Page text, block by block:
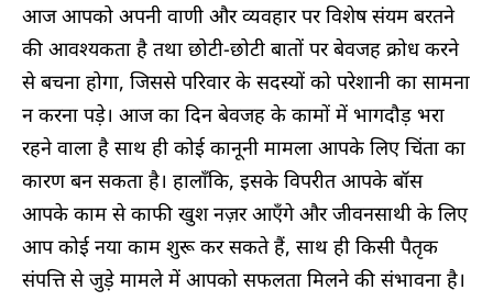
आज आपको अपनी वाणी और व्यवहार पर विशेष संयम बरतने
की आवश्यकता है तथा छोटी-छोटी बातों पर बेवजह क्रोध करने
से बचना होगा, जिससे परिवार के सदस्यों को परेशानी का सामना
न करना पड़े। आज का दिन बेवजह के कामों में भागदौड़ भरा
रहने वाला है साथ ही कोई कानूनी मामला आपके लिए चिंता का
कारण बन सकता है। हालाँकि, इसके विपरीत आपके बॉस
आपके काम से काफी खुश नज़र आएँगे और जीवनसाथी के लिए
आप कोई नया काम शुरू कर सकते हैं, साथ ही किसी पैतृक
संपत्ति से जुड़े मामले में आपको सफलता मिलने की संभावना है।